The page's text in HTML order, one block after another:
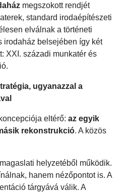
megszokott rendjét
standard irodaépítészeti
elválnak a történeti
irodaház belsejében így két
XXI. századi munkatér és
ugyanazzal a
eltérő: az egyik
rekonstrukció. A közös
helyzetéből működik.
hanem nézőpontot is. A
tárgyává válik. A